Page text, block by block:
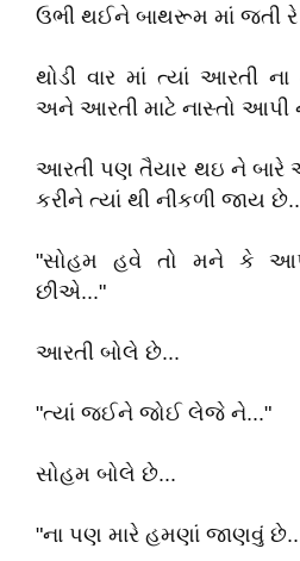
ઉભી થઈને બાથરૂમ માં જતી
થોડી વાર માં ત્યાં આરતી
અને આરતી માટે નાસ્તો આપી
આરતી પણ તૈયાર થઇ ને બારે
કરીને ત્યાં થી નીકળી જાય
"સોહમ હવે તો મને કે
છીએ..."
આરતી બોલે છે...
"ત્યાં જઈને જોઈ લેજે ને..."
સોહમ બોલે છે...
"ના પણ મારે હમણાં જાણવું